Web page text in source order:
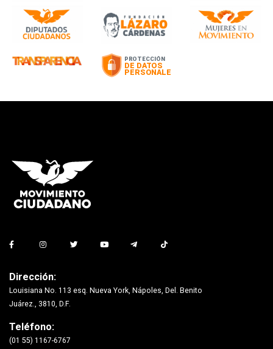
Dirección:
Louisiana No. 113 esq. Nueva York, Nápoles, Del. Benito
Juárez., 3810, D.F.
Teléfono:
(01 55) 1167-6767